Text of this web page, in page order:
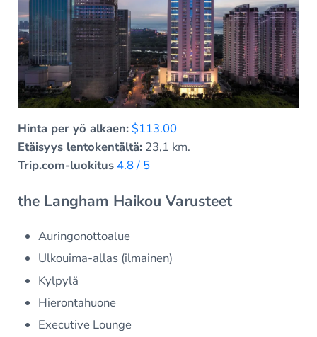
Hinta per yö alkaen: $113.00
Etäisyys lentokentältä:23,1 km.
Trip.com-luokitus 4.8 / 5
the Langham Haikou Varusteet
Auringonottoalue
Ulkouima-allas (ilmainen)
Kylpylä
Hierontahuone
Executive Lounge